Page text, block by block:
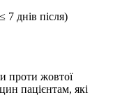
7 днів після)
проти жовтої
пацієнтам, які